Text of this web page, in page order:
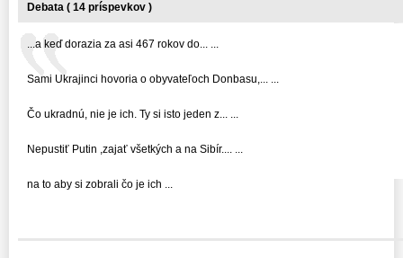
Debata ( 14 príspevkov )
...a keď dorazia za asi 467 rokov do... ...
Sami Ukrajinci hovoria o obyvateľoch Donbasu,... ...
Čo ukradnú, nie je ich. Ty si isto jeden z... ...
Nepustiť Putin ,zajať všetkých a na Sibír.... ...
na to aby si zobrali čo je ich ...